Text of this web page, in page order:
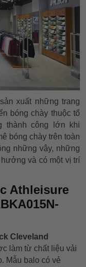
xuất những trang
bóng chày thuộc tổ
thành công lớn khi
bóng chày trên toàn
những vậy, những
và có một vị trí
Athleisure
Cleveland
làm từ chất liệu vải
Mẫu balo có vẻ